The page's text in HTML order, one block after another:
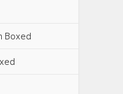
Boxed